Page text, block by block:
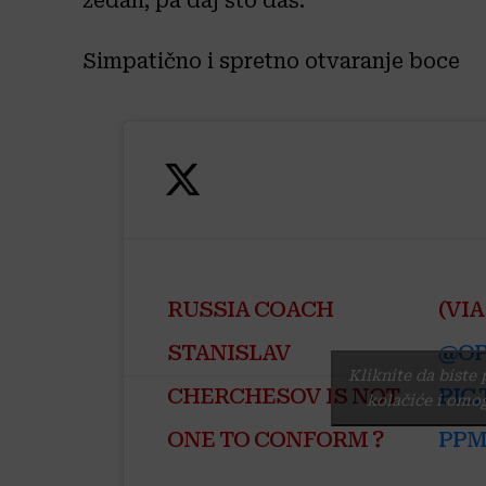
Simpatično i spretno otvaranje boce
RUSSIA COACH
STANISLAV
CHERCHESOV IS NOT
ONE TO CONFORM ?
(VIA
Kliknite da
kolačiće i